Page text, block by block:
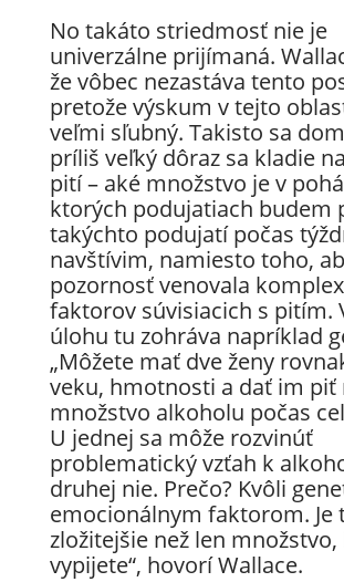
No takáto striedmosť nie je
univerzálne prijímaná.
že vôbec nezastáva tento
pretože výskum v tejto
veľmi sľubný. Takisto sa
príliš veľký dôraz sa kladie
pití – aké množstvo je v
ktorých podujatiach budem
takýchto podujatí počas
navštívim, namiesto toho,
pozornosť venovala
faktorov súvisiacich s pitím.
úlohu tu zohráva napríklad
„Môžete mať dve ženy
veku, hmotnosti a dať im piť
množstvo alkoholu počas
U jednej sa môže rozvinúť
problematický vzťah k
druhej nie. Prečo? Kvôli
emocionálnym faktorom. Je
zložitejšie než len
vypijete“, hovorí Wallace.